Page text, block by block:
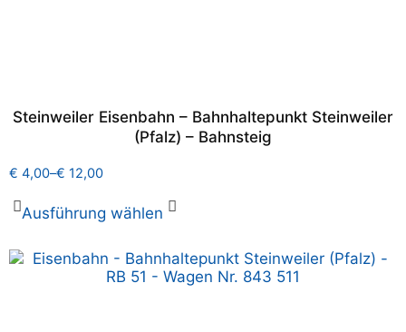
Steinweiler Eisenbahn – Bahnhaltepunkt Steinweiler
(Pfalz) – Bahnsteig
€ 4,00–€ 12,00
Ausführung wählen